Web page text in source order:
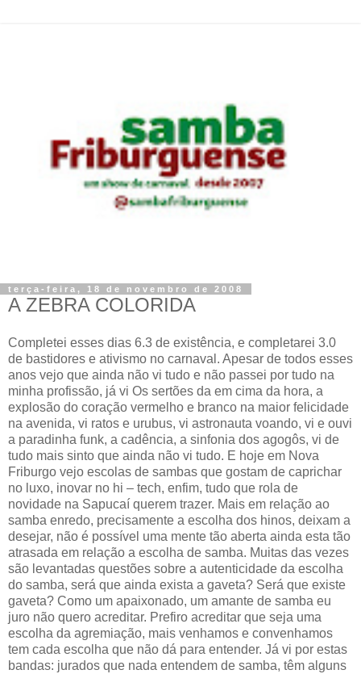
terça-feira, 18 de novembro de 2008
A ZEBRA COLORIDA
Completei esses dias 6.3 de existência, e completarei 3.0
de bastidores e ativismo no carnaval. Apesar de todos esses
anos vejo que ainda não vi tudo e não passei por tudo na
minha profissão, já vi Os sertões da em cima da hora, a
explosão do coração vermelho e branco na maior felicidade
na avenida, vi ratos e urubus, vi astronauta voando, vi e ouvi
a paradinha funk, a cadência, a sinfonia dos agogôs, vi de
tudo mais sinto que ainda não vi tudo. E hoje em Nova
Friburgo vejo escolas de sambas que gostam de caprichar
no luxo, inovar no hi – tech, enfim, tudo que rola de
novidade na Sapucaí querem trazer. Mais em relação ao
samba enredo, precisamente a escolha dos hinos, deixam a
desejar, não é possível uma mente tão aberta ainda esta tão
atrasada em relação a escolha de samba. Muitas das vezes
são levantadas questões sobre a autenticidade da escolha
do samba, será que ainda exista a gaveta? Será que existe
gaveta? Como um apaixonado, um amante de samba eu
juro não quero acreditar. Prefiro acreditar que seja uma
escolha da agremiação, mais venhamos e convenhamos
tem cada escolha que não dá para entender. Já vi por estas
bandas: jurados que nada entendem de samba, têm alguns